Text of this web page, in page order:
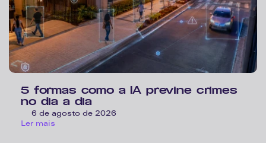
5 formas como a IA previne crimes
no dia a dia
6 de agosto de 2026
Ler mais